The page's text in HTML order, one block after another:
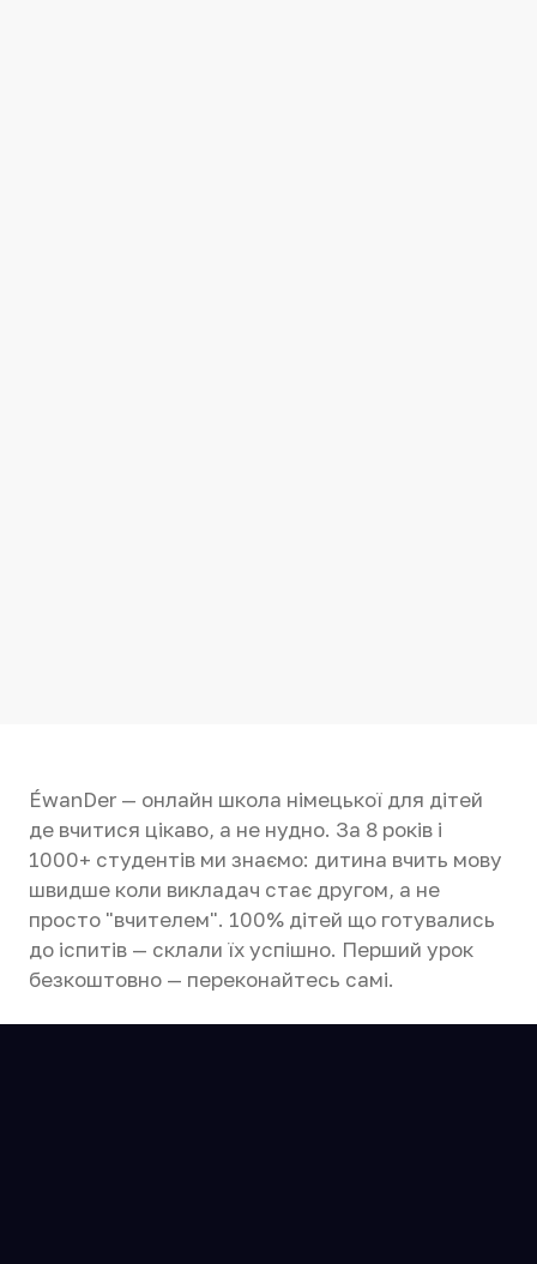
ÉwanDer — онлайн школа німецької для дітей
де вчитися цікаво, а не нудно. За 8 років і
1000+ студентів ми знаємо: дитина вчить мову
швидше коли викладач стає другом, а не
просто "вчителем". 100% дітей що готувались
до іспитів — склали їх успішно. Перший урок
безкоштовно — переконайтесь самі.